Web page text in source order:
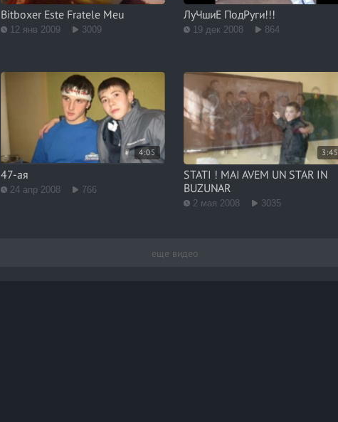
Bitboxer Este Fratele Meu
12 янв 2009 3009
ЛуЧшиЕ ПодРуги!!!
19 дек 2008 864
4:05
47-ая
24 апр 2008 766
3:45
STATI ! MAI AVEM UN STAR IN
BUZUNAR
2 мая 2008 3035
еще видео